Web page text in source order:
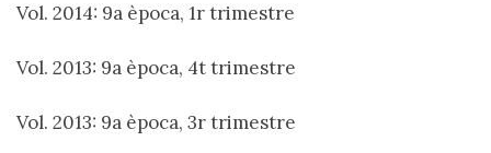
Vol. 2014: 9a època, 1r trimestre
Vol. 2013: 9a època, 4t trimestre
Vol. 2013: 9a època, 3r trimestre